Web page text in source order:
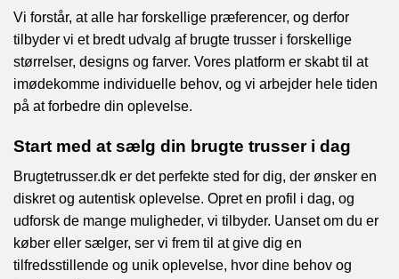
Vi forstår, at alle har forskellige præferencer, og derfor
tilbyder vi et bredt udvalg af brugte trusser i forskellige
størrelser, designs og farver. Vores platform er skabt til at
imødekomme individuelle behov, og vi arbejder hele tiden
på at forbedre din oplevelse.
Start med at sælg din brugte trusser i dag
Brugtetrusser.dk er det perfekte sted for dig, der ønsker en
diskret og autentisk oplevelse. Opret en profil i dag, og
udforsk de mange muligheder, vi tilbyder. Uanset om du er
køber eller sælger, ser vi frem til at give dig en
tilfredsstillende og unik oplevelse, hvor dine behov og